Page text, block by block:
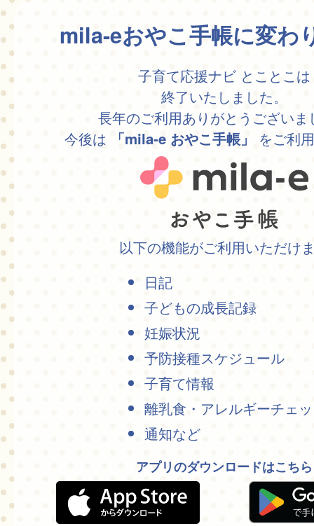
mila-eおやこ手帳に変わ
子育て応援ナビ とことこは
終了いたしました。
長年のご利用ありがとうございま
今後は
「mila-e おやこ手帳」 をご利
以下の機能がご利用いただけ
日記
子どもの成長記録
妊娠状況
予防接種スケジュール
子育て情報
離乳食・アレルギーチェ
通知など
アプリのダウンロードはこちら